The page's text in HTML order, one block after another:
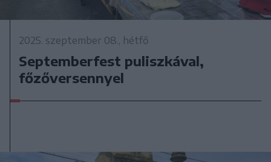
2025. szeptember 08., hétfő
Septemberfest puliszkával,
főzőversennyel